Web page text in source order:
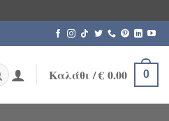
Καλάθι /€0.00 0